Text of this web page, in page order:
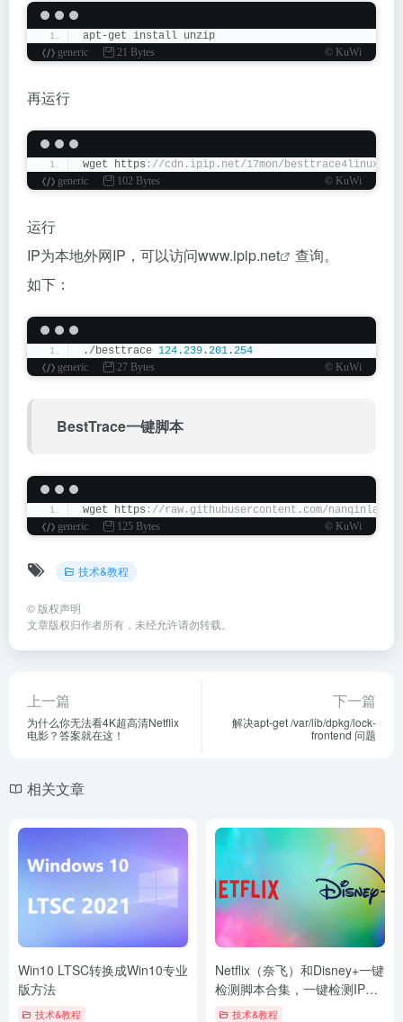
apt-get install unzip
generic
21 Bytes © KuWi
再运行
wget https ://cdn.ipip.net/17mon/
generic
102 Bytes © KuWi
运行
IP为本地外网IP，可以访问www.ipip.net
查询。
如下：
./besttrace 124.239 .201 .254
generic
27 Bytes © KuWi
BestTrace一键脚本
wget https ://raw.githubusercontent.com/
generic
125 Bytes © KuWi
技术&教程
© 版权声明
文章版权归作者所有，未经允许请勿转载。
上一篇
为什么你无法看4K超高清Netflix
电影？答案就在这！
下一篇
解决apt-get /var/lib/dpkg/lock-
frontend 问题
相关文章
Win10 LTSC转换成Win10专业
版方法
技术&教程
Netflix（奈飞）和Disney+一键
检测脚本合集，一键检测IP解
锁范围及对应的的地区
技术&教程